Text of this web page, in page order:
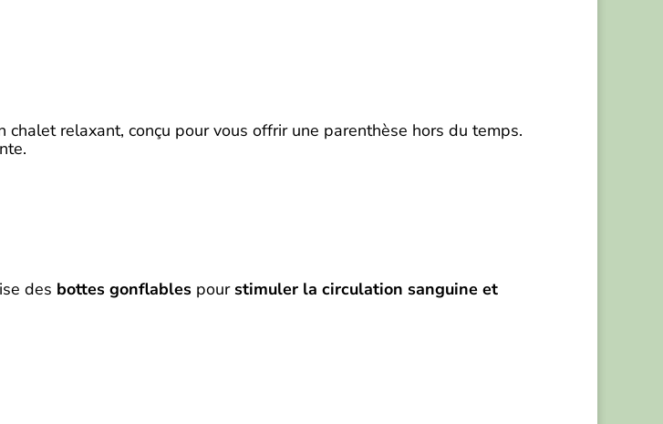
relaxant, conçu pour vous offrir une parenthèse hors du temps.
des bottes gonflables pour stimuler la circulation sanguine et